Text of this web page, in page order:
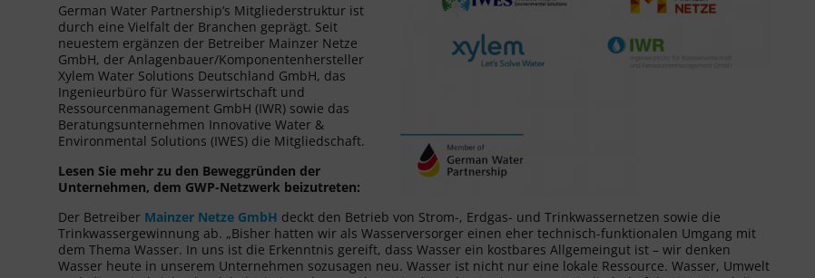
German Water Partnership’s Mitgliederstruktur ist
durch eine Vielfalt der Branchen geprägt. Seit
neuestem ergänzen der Betreiber Mainzer Netze
GmbH, der Anlagenbauer/Komponentenhersteller
Xylem Water Solutions Deutschland GmbH, das
Ingenieurbüro für Wasserwirtschaft und
Ressourcenmanagement GmbH (IWR) sowie das
Beratungsunternehmen Innovative Water &
Environmental Solutions (IWES) die Mitgliedschaft.
Lesen Sie mehr zu den Beweggründen der
Unternehmen, dem GWP-Netzwerk beizutreten:
Der Betreiber Mainzer Netze GmbH deckt den Betrieb von Strom-, Erdgas- und Trinkwassernetzen sowie die
Trinkwassergewinnung ab. „Bisher hatten wir als Wasserversorger einen eher technisch-funktionalen Umgang mit
dem Thema Wasser. In uns ist die Erkenntnis gereift, dass Wasser ein kostbares Allgemeingut ist – wir denken
Wasser heute in unserem Unternehmen sozusagen neu. Wasser ist nicht nur eine lokale Ressource. Wasser, Umwelt